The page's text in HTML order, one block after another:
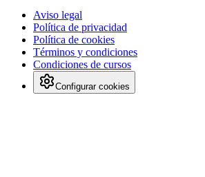
Aviso legal
Política de privacidad
Política de cookies
Términos y condiciones
Condiciones de cursos
Configurar cookies